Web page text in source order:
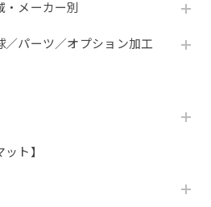
・メーカー別
／パーツ／オプション加工
ト】